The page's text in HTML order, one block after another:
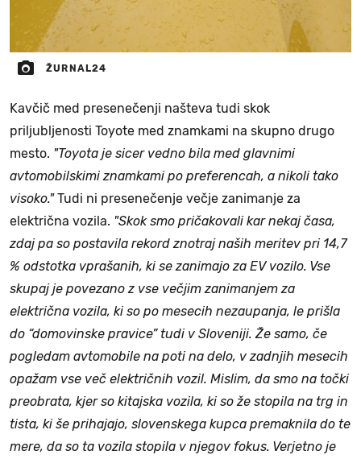
ŽURNAL24
Kavčič med presenečenji našteva tudi skok
priljubljenosti Toyote med znamkami na skupno drugo
mesto. "Toyota je sicer vedno bila med glavnimi
avtomobilskimi znamkami po preferencah, a nikoli tako
visoko."Tudi ni presenečenje večje zanimanje za
električna vozila. "Skok smo pričakovali kar nekaj časa,
zdaj pa so postavila rekord znotraj naših meritev pri 14,7
% odstotka vprašanih, ki se zanimajo za EV vozilo. Vse
skupaj je povezano z vse večjim zanimanjem za
električna vozila, ki so po mesecih nezaupanja, le prišla
do “domovinske pravice” tudi v Sloveniji. Že samo, če
pogledam avtomobile na poti na delo, v zadnjih mesecih
opažam vse več električnih vozil. Mislim, da smo na točki
preobrata, kjer so kitajska vozila, ki so že stopila na trg in
tista, ki še prihajajo, slovenskega kupca premaknila do te
mere, da so ta vozila stopila v njegov fokus. Verjetno je